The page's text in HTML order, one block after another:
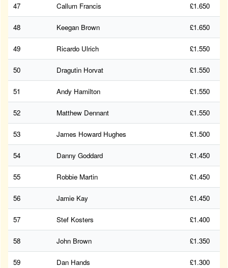
47 Callum Francis £1.650
48 Keegan Brown £1.650
49 Ricardo Ulrich £1.550
50 Dragutin Horvat £1.550
51 Andy Hamilton £1.550
52 Matthew Dennant £1.550
53 James Howard Hughes £1.500
54 Danny Goddard £1.450
55 Robbie Martin £1.450
56 Jamie Kay £1.450
57 Stef Kosters £1.400
58 John Brown £1.350
59 Dan Hands £1.300